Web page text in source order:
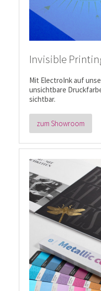
Invisible
Mit ElectroInk auf
unsichtbare
sichtbar.
zum Showroom